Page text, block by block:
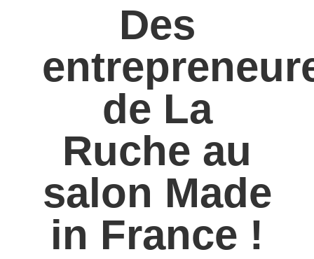
Des
de La
Ruche au
salon Made
in France !